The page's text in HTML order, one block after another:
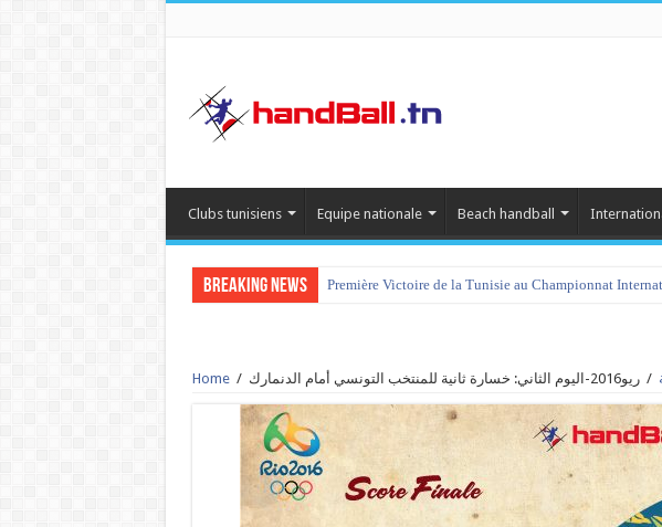
Clubs tunisiens Equipe nationale Beach handball
Breaking News Première Victoire de la Tunisie au Championnat
Home / /